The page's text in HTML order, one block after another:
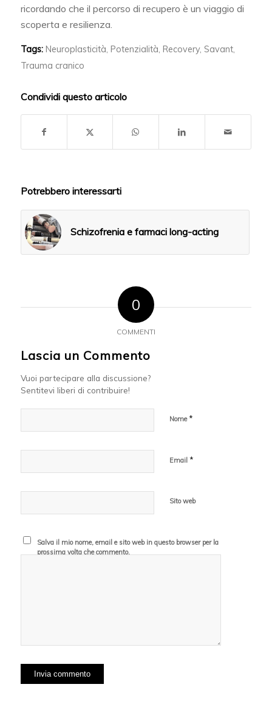
ricordando che il percorso di recupero è un viaggio di
scoperta e resilienza.
Tags: Neuroplasticità, Potenzialità, Recovery, Savant,
Trauma cranico
Condividi questo articolo
Potrebbero interessarti
Schizofrenia e farmaci long-acting
0
COMMENTI
Lascia un Commento
Vuoi partecipare alla discussione?
Sentitevi liberi di contribuire!
Nome *
Email *
Sito web
Salva il mio nome, email e sito web in questo browser per la
prossima volta che commento.